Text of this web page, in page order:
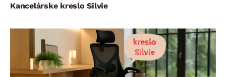
Kancelárske kreslo Silvie